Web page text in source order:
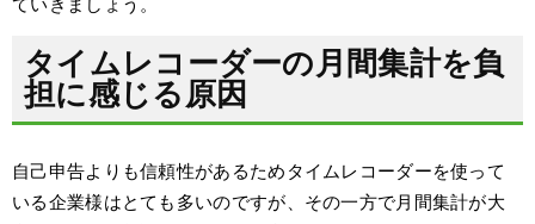
ていきましょう。
タイムレコーダーの月間集計を負
担に感じる原因
自己申告よりも信頼性があるためタイムレコーダーを使って
いる企業様はとても多いのですが、その一方で月間集計が大